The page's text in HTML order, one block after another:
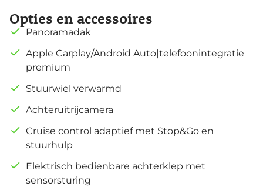
Opties en accessoires
Panoramadak
Apple Carplay/Android Auto|telefoonintegratie
premium
Stuurwiel verwarmd
Achteruitrijcamera
Cruise control adaptief met Stop&Go en
stuurhulp
Elektrisch bedienbare achterklep met
sensorsturing